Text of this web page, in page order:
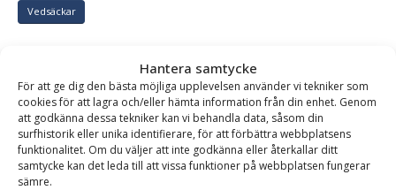
Hantera samtycke
För att ge dig den bästa möjliga upplevelsen använder vi tekniker som
cookies för att lagra och/eller hämta information från din enhet. Genom
att godkänna dessa tekniker kan vi behandla data, såsom din
surfhistorik eller unika identifierare, för att förbättra webbplatsens
funktionalitet. Om du väljer att inte godkänna eller återkallar ditt
samtycke kan det leda till att vissa funktioner på webbplatsen fungerar
sämre.
Vedsäckar
BESKRIVNING
Vedsäck – 1500 liter, antal 30 st, UV-skyddad, lyftöglor
upptill & nedtill